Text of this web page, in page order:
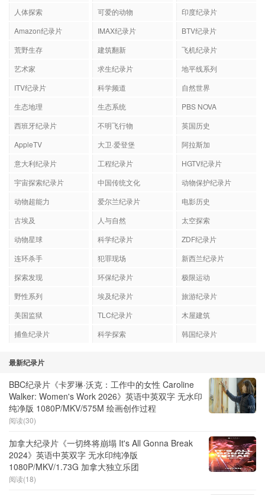
人体探索
可爱的动物
印度纪录片
Amazon纪录片
IMAX纪录片
BTV纪录片
荒野生存
建筑翻新
飞机纪录片
艺术家
求生纪录片
地平线系列
ITV纪录片
科学频道
自然世界
生态地理
生态系统
PBS NOVA
西班牙纪录片
不明飞行物
英国历史
AppleTV
大卫·爱登堡
阿拉斯加
意大利纪录片
工程纪录片
HGTV纪录片
宇宙探索纪录片
中国传统文化
动物保护纪录片
动物超能力
爱尔兰纪录片
电影历史
古埃及
人与自然
太空探索
动物星球
科学纪录片
ZDF纪录片
连环杀手
犯罪现场
新西兰纪录片
探索发现
环保纪录片
极限运动
野性系列
埃及纪录片
旅游纪录片
美国监狱
TLC纪录片
木屋建筑
捕鱼纪录片
科学探索 韩国纪录片
最新纪录片
BBC纪录片《卡罗琳·沃克：工作中的女性 Caroline
Walker: Women's Work 2026》英语中英双字 无水印
纯净版 1080P/MKV/575M 绘画创作过程
阅读(30)
加拿大纪录片《一切终将崩塌 It's All Gonna Break
2024》英语中英双字 无水印纯净版
1080P/MKV/1.73G 加拿大独立乐团
阅读(18)